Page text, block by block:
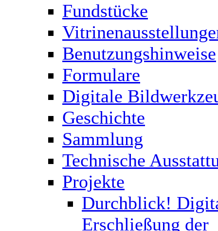
Fundstücke
Benutzungshinweise
Formulare
Digitale
Geschichte
Sammlung
Technische
Projekte
Durchblick!
Erschließung der